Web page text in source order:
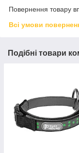
Повернення товару
Всі умови
Подібні товари